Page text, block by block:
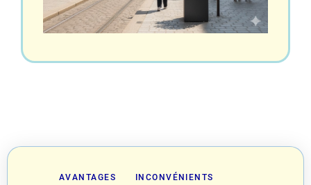
AVANTAGES INCONVÉNIENTS